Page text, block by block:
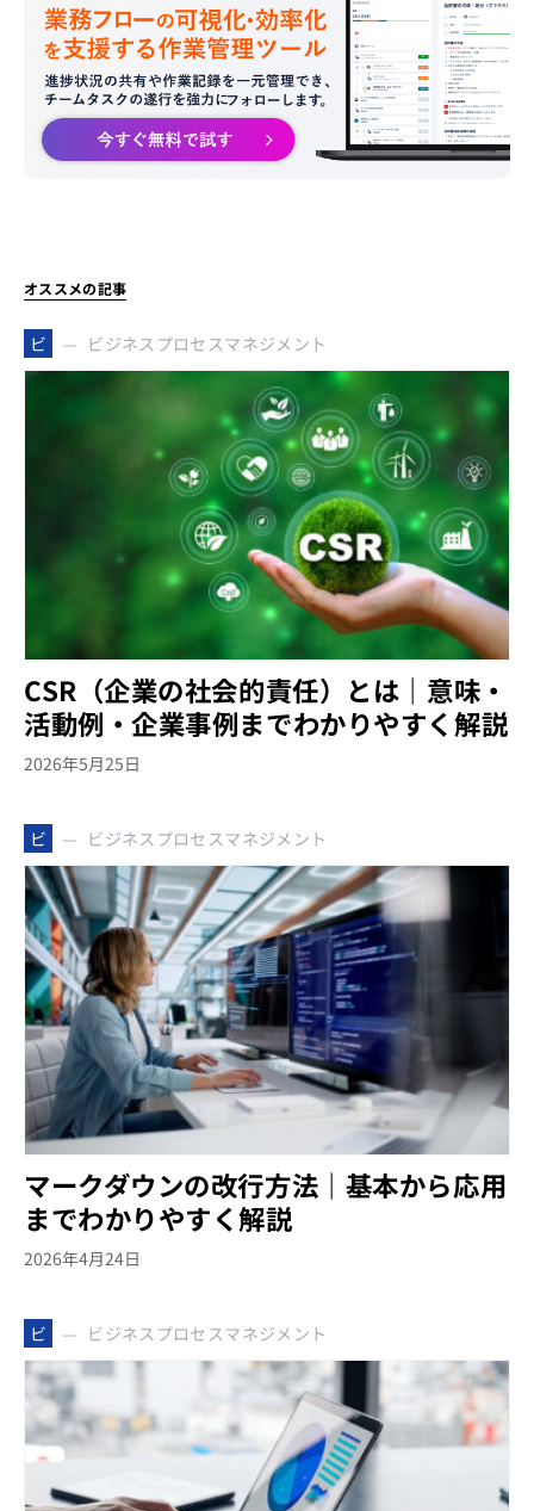
オススメの記事
ビ ビジネスプロセスマネジメント
CSR（企業の社会的責任）とは｜意味・
活動例・企業事例までわかりやすく解説
2026年5月25日
ビ ビジネスプロセスマネジメント
マークダウンの改行方法｜基本から応用
までわかりやすく解説
2026年4月24日
ビ ビジネスプロセスマネジメント